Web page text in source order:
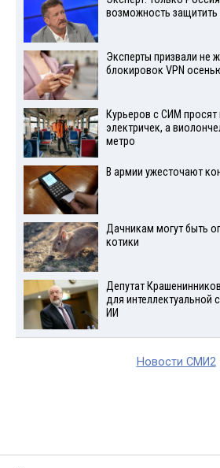
возможность защитить
Эксперты призвали не
блокировок VPN
Курьеров с СИМ просят
электричек, а
метро
В армии ужесточают
Дачникам могут быть
котики
Депутат
для интеллектуальной
ИИ
Новости СМИ2